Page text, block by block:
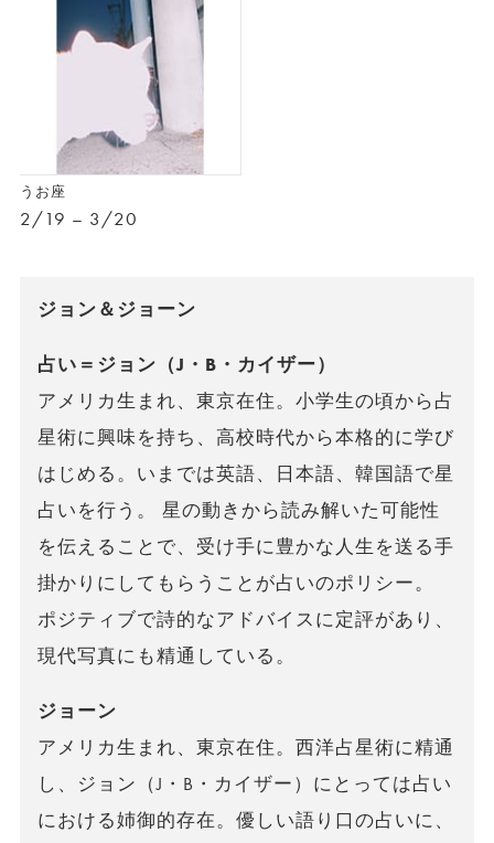
うお座
2/19 – 3/20
ジョン＆ジョーン
占い＝ジョン（J・B・カイザー）
アメリカ生まれ、東京在住。小学生の頃から占
星術に興味を持ち、高校時代から本格的に学び
はじめる。いまでは英語、日本語、韓国語で星
占いを行う。 星の動きから読み解いた可能性
を伝えることで、受け手に豊かな人生を送る手
掛かりにしてもらうことが占いのポリシー。
ポジティブで詩的なアドバイスに定評があり、
現代写真にも精通している。
ジョーン
アメリカ生まれ、東京在住。西洋占星術に精通
し、ジョン（J・B・カイザー）にとっては占い
における姉御的存在。優しい語り口の占いに、